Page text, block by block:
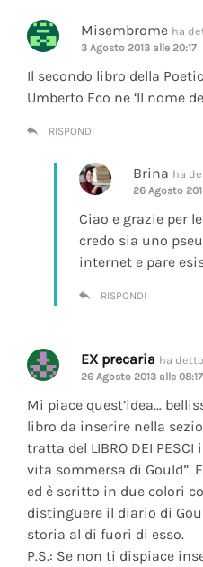
Misembrome ha
3 Agosto 2013 alle 20:17
Il secondo libro della
Umberto Eco ne ‘Il nome
RISPONDI
Brina ha
26 Agosto
Ciao e grazie per
credo sia uno
internet e pare
RISPONDI
EX precaria ha
26 Agosto 2013 alle 08:17
Mi piace quest’idea…
libro da inserire nella
tratta del LIBRO DEI
vita sommersa di Gould”.
ed è scritto in due colori
distinguere il diario di
storia al di fuori di esso.
P.S.: Se non ti dispiace